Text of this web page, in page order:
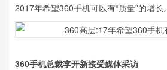
2017年希望360手机可以有“质量”的增长。
360手机总裁李开新接受媒体采访